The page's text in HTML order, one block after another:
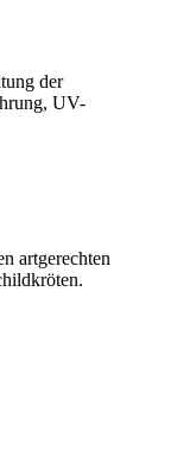
der
UV-
artgerechten